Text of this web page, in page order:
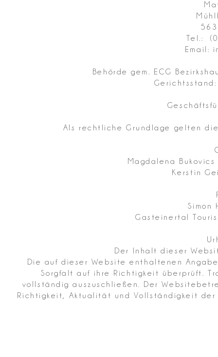
Tel.:
Email:
Behörde gem. ECG
Gerichtsstand:
Als rechtliche Grundlage gelten
Magdalena
Kerstin
Gasteinertal
Der Inhalt dieser
Die auf dieser Website enthaltenen
Sorgfalt auf ihre Richtigkeit überprüft.
vollständig auszuschließen. Der
Richtigkeit, Aktualität und Vollständigkeit